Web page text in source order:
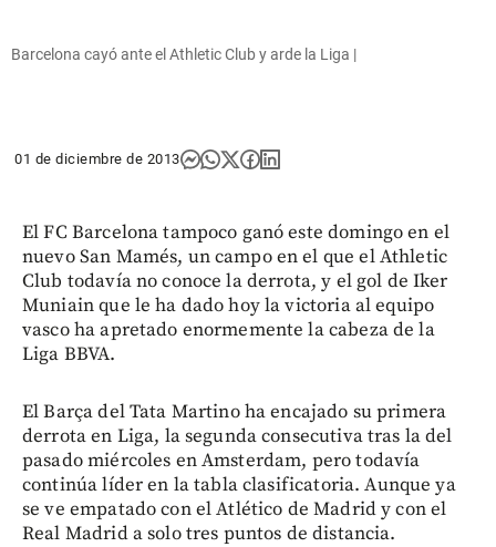
Barcelona cayó ante el Athletic Club y arde la Liga |
01 de diciembre de 2013
El FC Barcelona tampoco ganó este domingo en el
nuevo San Mamés, un campo en el que el Athletic
Club todavía no conoce la derrota, y el gol de Iker
Muniain que le ha dado hoy la victoria al equipo
vasco ha apretado enormemente la cabeza de la
Liga BBVA.
El Barça del Tata Martino ha encajado su primera
derrota en Liga, la segunda consecutiva tras la del
pasado miércoles en Amsterdam, pero todavía
continúa líder en la tabla clasificatoria. Aunque ya
se ve empatado con el Atlético de Madrid y con el
Real Madrid a solo tres puntos de distancia.